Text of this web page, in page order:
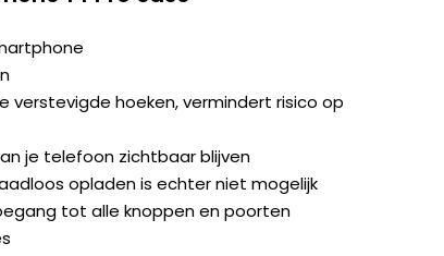
verstevigde hoeken, vermindert risico op
je telefoon zichtbaar blijven
opladen is echter niet mogelijk
tot alle knoppen en poorten